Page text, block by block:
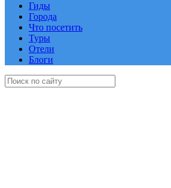
Гиды
Города
Что посетить
Туры
Отели
Блоги